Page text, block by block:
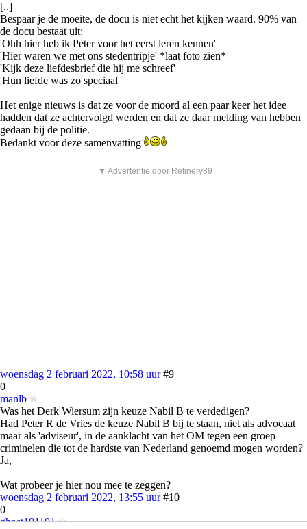
[..]
Bespaar je de moeite, de docu is niet echt het kijken waard. 90% van
de docu bestaat uit:
'Ohh hier heb ik Peter voor het eerst leren kennen'
'Hier waren we met ons stedentripje' *laat foto zien*
'Kijk deze liefdesbrief die hij me schreef'
'Hun liefde was zo speciaal'
Het enige nieuws is dat ze voor de moord al een paar keer het idee
hadden dat ze achtervolgd werden en dat ze daar melding van hebben
gedaan bij de politie.
Bedankt voor deze samenvatting
▼ Advertentie door Refinery89
woensdag 2 februari 2022, 10:58 uur #9
0
manlb
Was het Derk Wiersum zijn keuze Nabil B te verdedigen?
Had Peter R de Vries de keuze Nabil B bij te staan, niet als advocaat
maar als 'adviseur', in de aanklacht van het OM tegen een groep
criminelen die tot de hardste van Nederland genoemd mogen worden?
Ja,
Wat probeer je hier nou mee te zeggen?
woensdag 2 februari 2022, 13:55 uur #10
0
ghost101101